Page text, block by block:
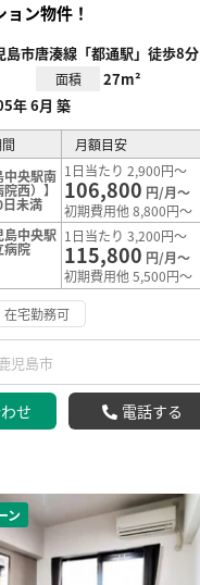
ン物件！
島市唐湊線「都通駅」徒歩8分
面積 27m²
年 6月 築
月額目安
中央駅南
西）】
未満
1日当たり 2,900円～
106,800 円/月～
初期費用他 8,800円～
島中央駅
病院
1日当たり 3,200円～
115,800 円/月～
初期費用他 5,500円～
在宅勤務可
児島市
せ 電話する
ン